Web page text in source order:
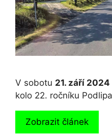
V sobotu 21. září 2024
kolo 22. ročníku
Zobrazit článek